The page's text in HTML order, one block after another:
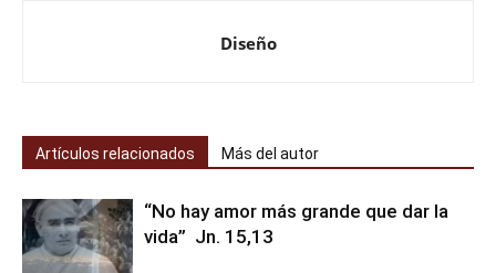
Diseño
Artículos relacionados Más del autor
“No hay amor más grande que dar la
vida” Jn. 15,13